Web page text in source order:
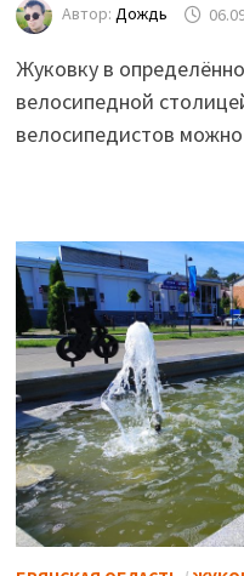
Автор: Дождь
Жуковку в
велосипедной
велосипедистов